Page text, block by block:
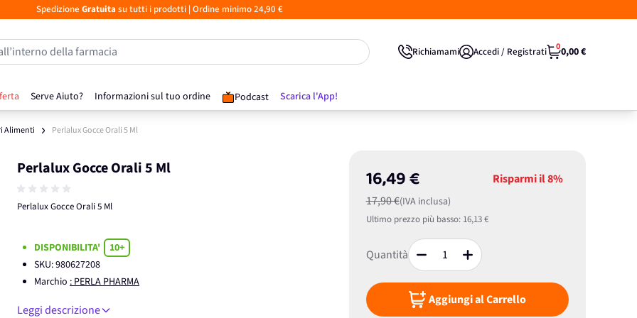
Spedizione Gratuita su tutti i prodotti| Ordine minimo 24,90 €
Serve Aiuto? Informazioni sul tuo ordine Podcast Scarica l'App!
della farmacia Richiamami Accedi / Registrati 00,00 €
Alimenti Perlalux Gocce Orali 5 Ml
Perlalux Gocce Orali 5 Ml
Perlalux Gocce Orali 5 Ml
16,49 €
17,90 €(IVA inclusa)
Risparmi il8%
Ultimo prezzo più basso: 16,13 €
Quantità
Aggiungi al Carrello
DISPONIBILITA'
10+
SKU:980627208
Marchio : PERLA PHARMA
Leggi descrizione